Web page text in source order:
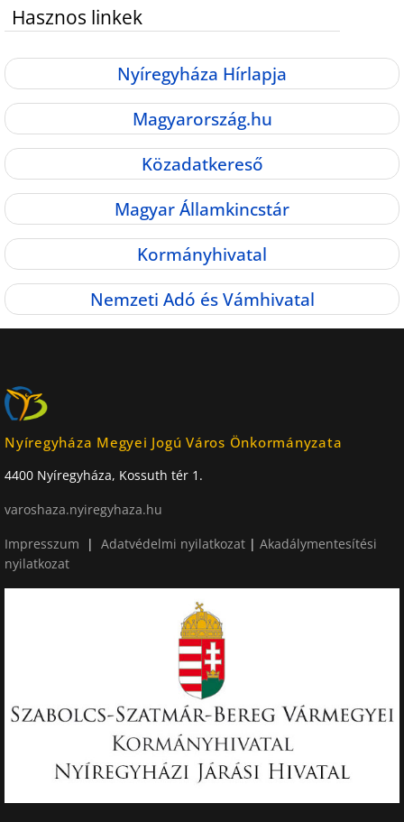
Hasznos linkek
Nyíregyháza Hírlapja
Magyarország.hu
Közadatkereső
Magyar Államkincstár
Kormányhivatal
Nemzeti Adó és Vámhivatal
Nyíregyháza Megyei Jogú Város Önkormányzata
4400 Nyíregyháza, Kossuth tér 1.
varoshaza.nyiregyhaza.hu
Impresszum | Adatvédelmi nyilatkozat | Akadálymentesítési
nyilatkozat